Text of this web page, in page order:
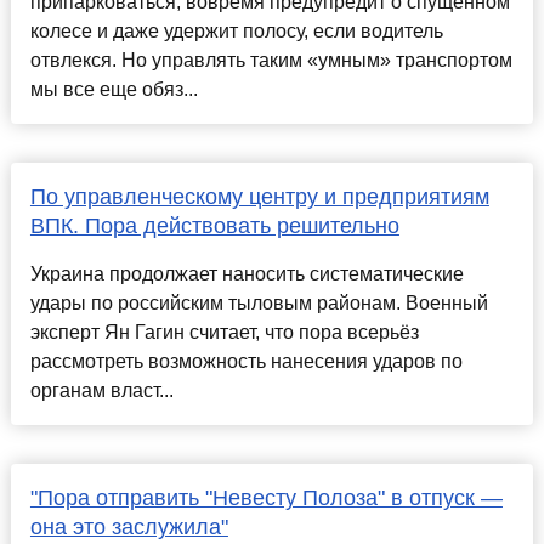
колесе и даже удержит полосу, если водитель
отвлекся. Но управлять таким «умным» транспортом
мы все еще обяз...
По управленческому центру и предприятиям
ВПК. Пора действовать решительно
Украина продолжает наносить систематические
удары по российским тыловым районам. Военный
эксперт Ян Гагин считает, что пора всерьёз
рассмотреть возможность нанесения ударов по
органам власт...
"Пора отправить "Невесту Полоза" в отпуск —
она это заслужила"